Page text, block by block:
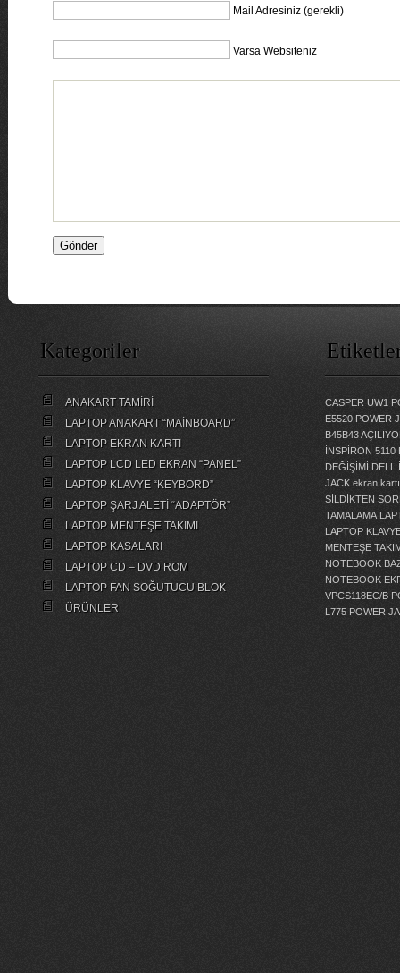
Mail Adresiniz (gerekli)
Varsa Websiteniz
Kategoriler
ANAKART TAMİRİ
LAPTOP ANAKART “MAİNBOARD”
LAPTOP EKRAN KARTI
LAPTOP LCD LED EKRAN “PANEL”
LAPTOP KLAVYE “KEYBORD”
LAPTOP ŞARJ ALETİ “ADAPTÖR”
LAPTOP MENTEŞE TAKIMI
LAPTOP KASALARI
LAPTOP CD – DVD ROM
LAPTOP FAN SOĞUTUCU BLOK
ÜRÜNLER
CASPER UW1
E5520 POWER
B45B43
İNSPİRON
DEĞİŞİMİ
DELL
JACK ekran
SİLDİKTEN
TAMALAMA
LAPTOP
MENTEŞE
NOTEBOOK
NOTEBOOK
VPCS118EC/B
L775 POWER